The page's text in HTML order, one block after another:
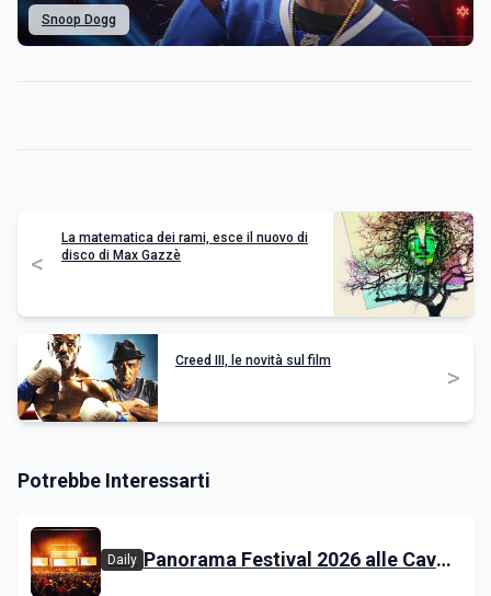
Snoop Dogg
<
La matematica dei rami, esce il nuovo di
disco di Max Gazzè
Creed III, le novità sul film
>
Potrebbe Interessarti
Daily Panorama Festival 2026 alle Cave